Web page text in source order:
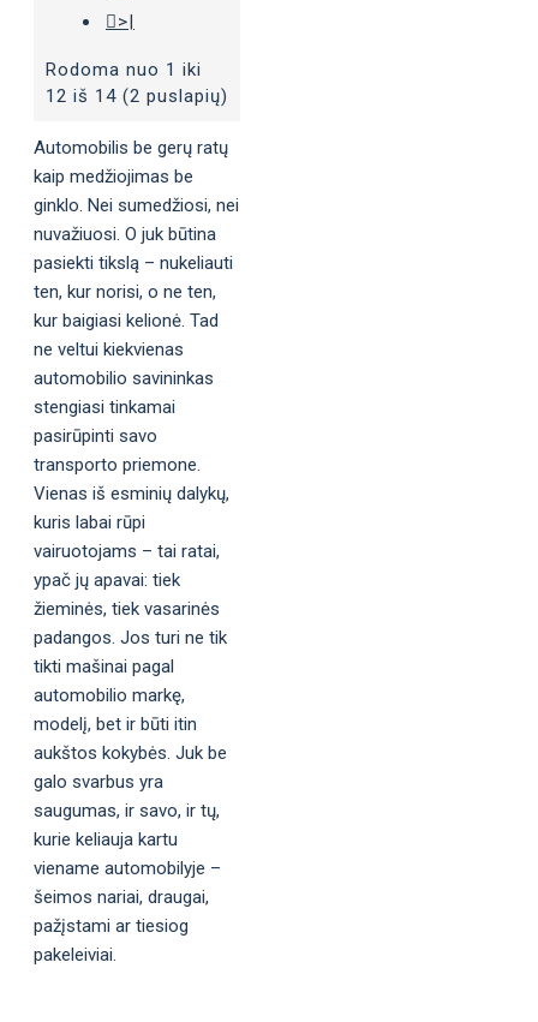
>|
Rodoma nuo 1 iki
12 iš 14 (2 puslapių)
Automobilis be gerų ratų
kaip medžiojimas be
ginklo. Nei sumedžiosi, nei
nuvažiuosi. O juk būtina
pasiekti tikslą – nukeliauti
ten, kur norisi, o ne ten,
kur baigiasi kelionė. Tad
ne veltui kiekvienas
automobilio savininkas
stengiasi tinkamai
pasirūpinti savo
transporto priemone.
Vienas iš esminių dalykų,
kuris labai rūpi
vairuotojams – tai ratai,
ypač jų apavai: tiek
žieminės, tiek vasarinės
padangos. Jos turi ne tik
tikti mašinai pagal
automobilio markę,
modelį, bet ir būti itin
aukštos kokybės. Juk be
galo svarbus yra
saugumas, ir savo, ir tų,
kurie keliauja kartu
viename automobilyje –
šeimos nariai, draugai,
pažįstami ar tiesiog
pakeleiviai.